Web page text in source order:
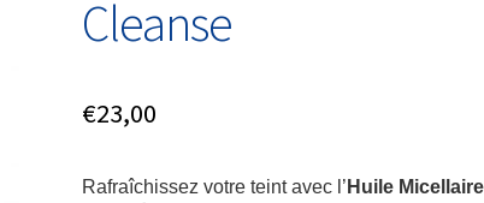
Cleanse
€23,00
Rafraîchissez votre teint avec l’ Huile Micellaire